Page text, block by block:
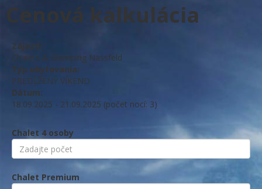
Cenová kalkulácia
Zájazd:
Chalets & Glamping Nassfeld
Typ ubytovania:
PREDĹŽENÝ VÍKEND
Dátum:
18.09.2025 - 21.09.2025 (počet nocí: 3)
Chalet 4 osoby
Chalet Premium